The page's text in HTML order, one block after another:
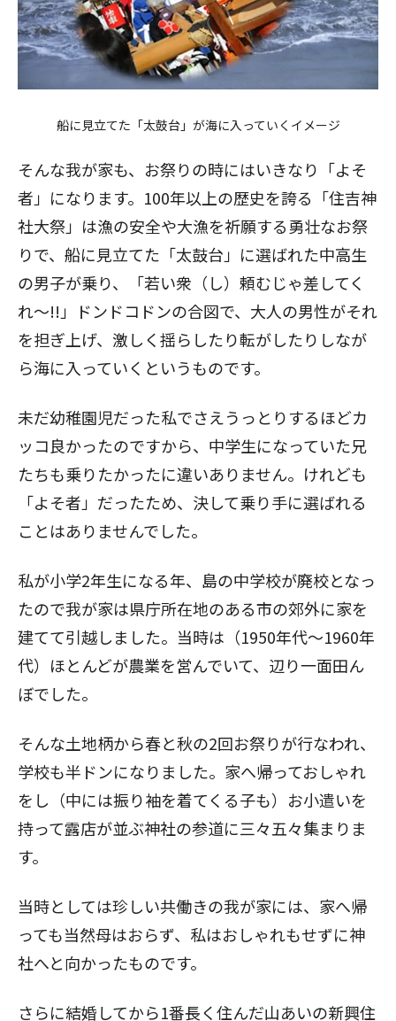
船に見立てた「太鼓台」が海に入っていくイメージ
そんな我が家も、お祭りの時にはいきなり「よそ
者」になります。100年以上の歴史を誇る「住吉神
社大祭」は漁の安全や大漁を祈願する勇壮なお祭
りで、船に見立てた「太鼓台」に選ばれた中高生
の男子が乗り、「若い衆（し）頼むじゃ差してく
れ～!!」ドンドコドンの合図で、大人の男性がそれ
を担ぎ上げ、激しく揺らしたり転がしたりしなが
ら海に入っていくというものです。
未だ幼稚園児だった私でさえうっとりするほどカ
ッコ良かったのですから、中学生になっていた兄
たちも乗りたかったに違いありません。けれども
「よそ者」だったため、決して乗り手に選ばれる
ことはありませんでした。
私が小学2年生になる年、島の中学校が廃校となっ
たので我が家は県庁所在地のある市の郊外に家を
建てて引越しました。当時は（1950年代～1960年
代）ほとんどが農業を営んでいて、辺り一面田ん
ぼでした。
そんな土地柄から春と秋の2回お祭りが行なわれ、
学校も半ドンになりました。家へ帰っておしゃれ
をし（中には振り袖を着てくる子も）お小遣いを
持って露店が並ぶ神社の参道に三々五々集まりま
す。
当時としては珍しい共働きの我が家には、家へ帰
っても当然母はおらず、私はおしゃれもせずに神
社へと向かったものです。
さらに結婚してから1番長く住んだ山あいの新興住